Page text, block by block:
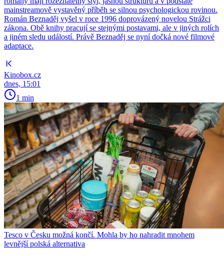
mainstreamově vystavěný příběh se silnou psychologickou rovinou.
Román Beznaděj vyšel v roce 1996 doprovázený novelou Strážci
zákona. Obě knihy pracují se stejnými postavami, ale v jiných rolích
a jiném sledu událostí. Právě Beznaděj se nyní dočká nové filmové
adaptace.
Kinobox.cz
dnes, 15:01
1 min
Tesco v Česku možná končí. Mohla by ho nahradit mnohem
levnější polská alternativa